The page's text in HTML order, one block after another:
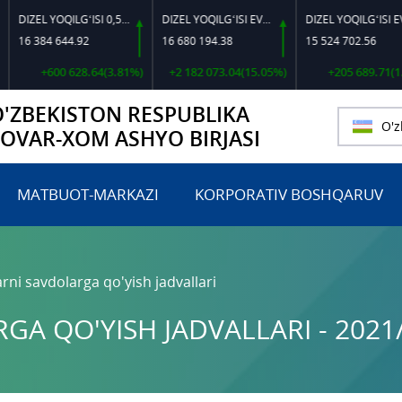
DIZEL YOQILG‘ISI 0,5-40
384 644.92
+600 628.64(3.81%)
DIZEL YOQILG‘ISI EVRO L-K-4
16 680 194.38
+2 182 073.04(15.05%)
DIZEL YOQILG‘ISI EVRO-L II K-4 SSDF
15 524 702.56
+205 689.71(1.34%)
RESPUBLIKA
XOM ASHYO BIRJASI
MATBUOT-MARKAZI KORPORATIV BOSHQARUV
savdolarga qo'yish jadvallari
QO'YISH JADVALLARI -